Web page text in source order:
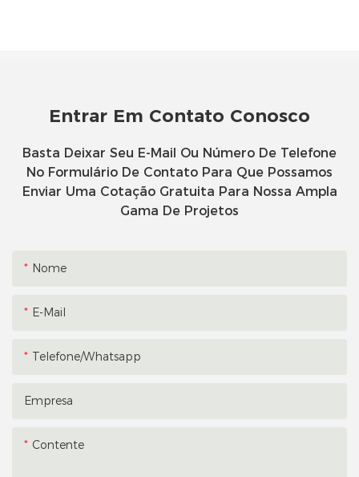
Entrar Em Contato Conosco
Basta Deixar Seu E-Mail Ou Número De Telefone
No Formulário De Contato Para Que Possamos
Enviar Uma Cotação Gratuita Para Nossa Ampla
Gama De Projetos
Nome
E-Mail
Telefone/whatsapp
Empresa
Contente